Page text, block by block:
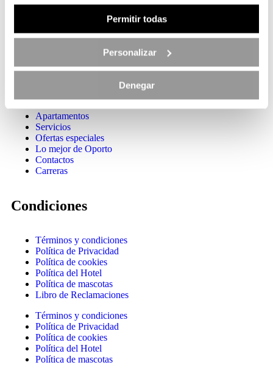
Permitir todas
Personalizar
Denegar
Servicios
Ofertas especiales
Contactos
Apartamentos
Servicios
Ofertas especiales
Lo mejor de Oporto
Contactos
Carreras
Condiciones
Términos y condiciones
Política de Privacidad
Política de cookies
Política del Hotel
Política de mascotas
Libro de Reclamaciones
Términos y condiciones
Política de Privacidad
Política de cookies
Política del Hotel
Política de mascotas